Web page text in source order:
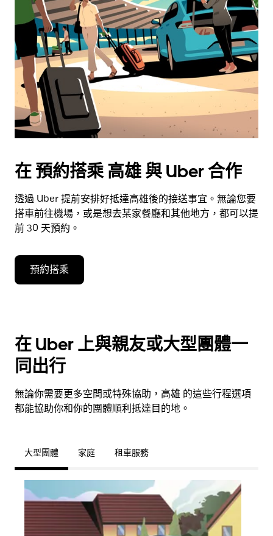
在 預約搭乘 高雄 與 Uber 合作
透過 Uber 提前安排好抵達高雄後的接送事宜。無論您要
搭車前往機場，或是想去某家餐廳和其他地方，都可以提
前 30 天預約。
預約搭乘
在 Uber 上與親友或大型團體一
同出行
無論你需要更多空間或特殊協助，高雄 的這些行程選項
都能協助你和你的團體順利抵達目的地。
大型團體 家庭 租車服務